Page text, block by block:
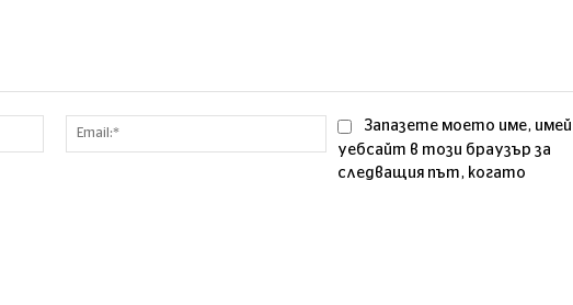
Име*
Email:*Запазете моето име,
уебсайт в този браузър за
следващия път, когато